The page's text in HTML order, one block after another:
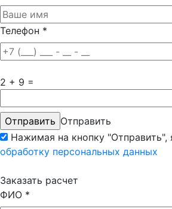
Телефон *
2 + 9 =
Отправить
Нажимая на кнопку "Отправить",
обработку персональных данных
Заказать расчет
ФИО *